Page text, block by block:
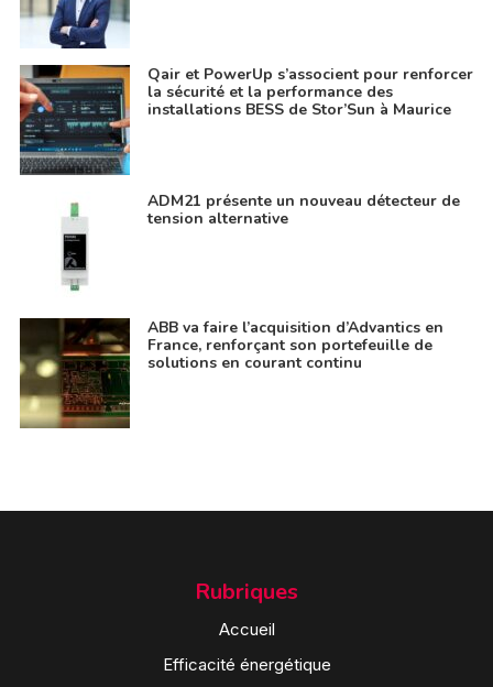
Qair et PowerUp s’associent pour renforcer
la sécurité et la performance des
installations BESS de Stor’Sun à Maurice
ADM21 présente un nouveau détecteur de
tension alternative
ABB va faire l’acquisition d’Advantics en
France, renforçant son portefeuille de
solutions en courant continu
Rubriques
Accueil
Efficacité énergétique